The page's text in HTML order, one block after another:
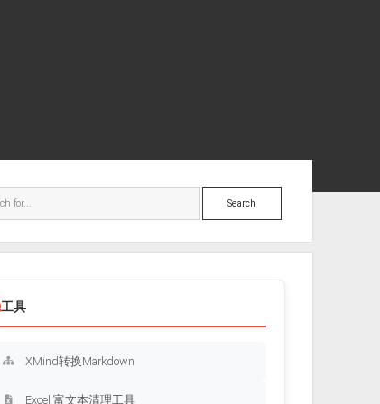
Search
工具
XMind转换Markdown
Excel 富文本清理工具